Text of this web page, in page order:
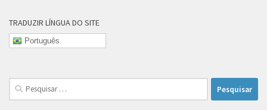
TRADUZIR LÍNGUA DO SITE
Português
Pesquisar
por: